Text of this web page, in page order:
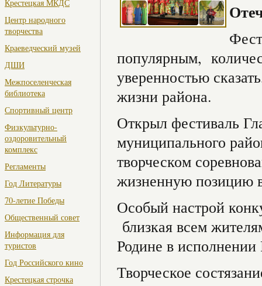
Крестецкая МКДС
Центр народного
творчества
Краеведческий музей
ДШИ
Межпоселенческая
библиотека
Спортивный центр
Физкультурно-
оздоровительный
комплекс
Регламенты
Год Литературы
70-летие Победы
Общественный совет
Информация для
туристов
Год Российского кино
Крестецкая строчка
популярным,
уверенностью
жизни района.
Открыл фестиваль
муниципального
творческом
жизненную позицию
Особый настрой
близкая всем
Родине в
Творческое